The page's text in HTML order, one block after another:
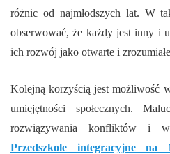
różnic od najmłodszych lat. W
obserwować, że każdy jest inny i
ich rozwój jako otwarte i
Kolejną korzyścią jest możliwość
umiejętności społecznych.
rozwiązywania konfliktów i
Przedszkole integracyjne na